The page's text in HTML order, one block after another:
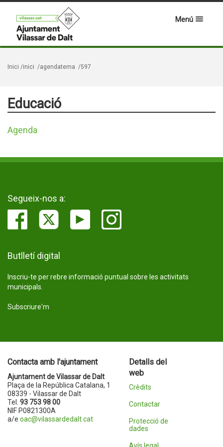
Menú
Inici /inici /agendatema /597
Educació
Agenda
Segueix-nos a:
Butlletí digital
Inscriu-te per rebre informació puntual sobre les activitats
municipals.
Subscriure'm
Contacta amb l'ajuntament
Ajuntament de Vilassar de Dalt
Plaça de la República Catalana, 1
08339 - Vilassar de Dalt
Tel. 93 753 98 00
NIF P0821300A
a/e oac@vilassardedalt.cat
Detalls del
web
Crèdits
Contactar
Protecció de
dades